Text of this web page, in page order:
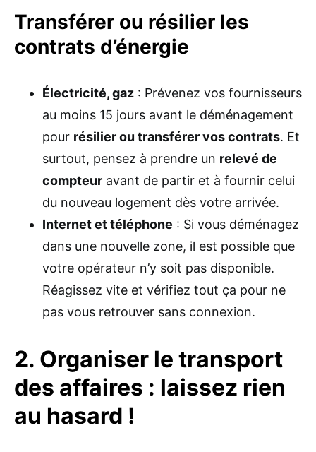
Transférer ou résilier les
contrats d’énergie
Électricité, gaz : Prévenez vos fournisseurs
au moins 15 jours avant le déménagement
pour résilier ou transférer vos contrats. Et
surtout, pensez à prendre un relevé de
compteur avant de partir et à fournir celui
du nouveau logement dès votre arrivée.
Internet et téléphone : Si vous déménagez
dans une nouvelle zone, il est possible que
votre opérateur n’y soit pas disponible.
Réagissez vite et vérifiez tout ça pour ne
pas vous retrouver sans connexion.
2. Organiser le transport
des affaires : laissez rien
au hasard !